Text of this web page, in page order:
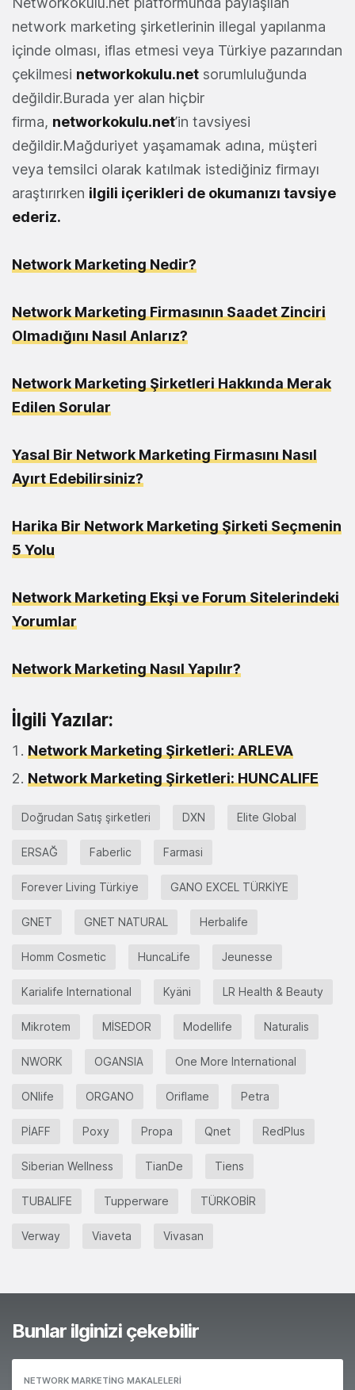
network marketing şirketlerinin illegal yapılanma
içinde olması, iflas etmesi veya Türkiye pazarından
çekilmesi networkokulu.net sorumluluğunda
değildir.Burada yer alan hiçbir
firma, networkokulu.net’in tavsiyesi
değildir.Mağduriyet yaşamamak adına, müşteri
veya temsilci olarak katılmak istediğiniz firmayı
araştırırken ilgili içerikleri de okumanızı tavsiye
ederiz.
Network Marketing Nedir?
Network Marketing Firmasının Saadet Zinciri
Olmadığını Nasıl Anlarız?
Network Marketing Şirketleri Hakkında Merak
Edilen Sorular
Yasal Bir Network Marketing Firmasını Nasıl
Ayırt Edebilirsiniz?
Harika Bir Network Marketing Şirketi Seçmenin
5 Yolu
Network Marketing Ekşi ve Forum Sitelerindeki
Yorumlar
Network Marketing Nasıl Yapılır?
İlgili Yazılar:
Network Marketing Şirketleri: ARLEVA
Network Marketing Şirketleri: HUNCALIFE
Doğrudan Satış şirketleri DXN Elite Global
ERSAĞ Faberlic Farmasi
Forever Living Türkiye GANO EXCEL TÜRKİYE
GNET GNET NATURAL Herbalife
Homm Cosmetic HuncaLife Jeunesse
Karialife International Kyäni LR Health & Beauty
Mikrotem MİSEDOR Modellife Naturalis
NWORK OGANSIA One More International
ONlife ORGANO Oriflame Petra
PİAFF Poxy Propa Qnet RedPlus
Siberian Wellness TianDe Tiens
TUBALIFE Tupperware TÜRKOBİR
Verway Viaveta Vivasan
Bunlar ilginizi çekebilir
NETWORK MARKETING MAKALELERI